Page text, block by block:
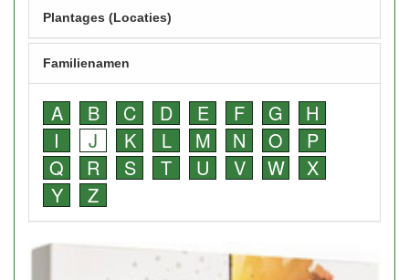
Plantages (Locaties)
Familienamen
A B C D E F G
H
I
J K L M N O
P
Q
R S T U V W
X
Y
Z